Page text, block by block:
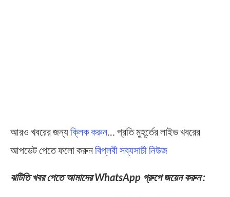
আরও খবরের জন্যক্লিক করুন … প্রতি মুহূর্তের লাইভ খবরের
আপডেট পেতে ফলো করুনবিপ্লবী সব্যসাচী নিউজ
ঝটিতি খবর পেতে আমাদের WhatsApp গ্রুপে জয়েন করুন :